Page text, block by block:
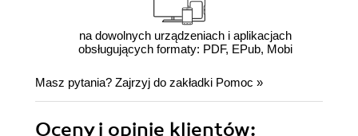
na dowolnych urządzeniach i aplikacjach
obsługujących formaty: PDF, EPub, Mobi
Masz pytania? Zajrzyj do zakładki Pomoc »
Oceny i opinie klientów: